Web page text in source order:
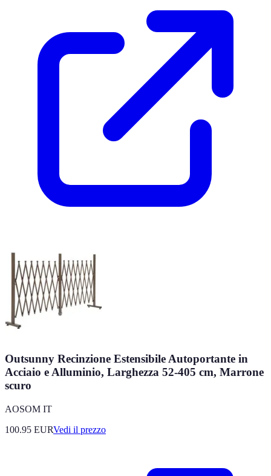
Outsunny Recinzione Estensibile Autoportante in
Acciaio e Alluminio, Larghezza 52-405 cm, Marrone
scuro
AOSOM IT
100.95 EURVedi il prezzo